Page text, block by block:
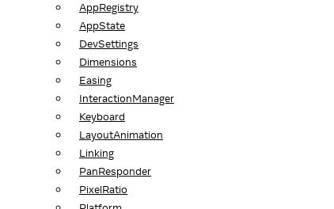
AppRegistry
AppState
DevSettings
Dimensions
Easing
InteractionManager
Keyboard
LayoutAnimation
Linking
PanResponder
PixelRatio